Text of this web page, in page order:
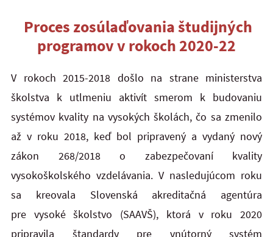
Proces zosúlaďovania študijných
programov v rokoch 2020-22
V rokoch 2015-2018 došlo na strane ministerstva
školstva k utlmeniu aktivít smerom k budovaniu
systémov kvality na vysokých školách, čo sa zmenilo
až v roku 2018, keď bol pripravený a vydaný nový
zákon 268/2018 o zabezpečovaní kvality
vysokoškolského vzdelávania. V nasledujúcom roku
sa kreovala Slovenská akreditačná agentúra
pre vysoké školstvo (SAAVŠ), ktorá v roku 2020
pripravila štandardy pre vnútorný systém